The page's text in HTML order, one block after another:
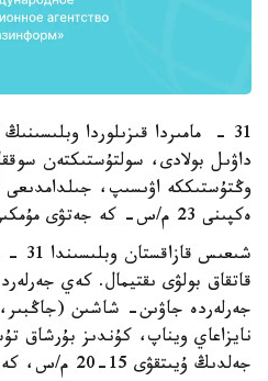
31 - مامىردا قىزىلوردا
داۋىل بولادى، سولتۇستىكتەن
ەكپىنى 23 م/س- كە جەتۋى مۇمكىن.
قاتقاق بولۋى ىقتيمال. كەي
جەرلەردە جاۋىن- شاشىن
نايزاعاي ويناپ، كۇندىز بۇرشاق
جەلدىڭ ۇيىتقۋى 15-20 م/س، كەي جەرلەردە 23-28 م/س.